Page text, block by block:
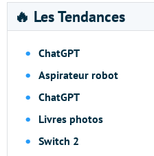
🔥 Les Tendances
ChatGPT
Aspirateur robot
ChatGPT
Livres photos
Switch 2